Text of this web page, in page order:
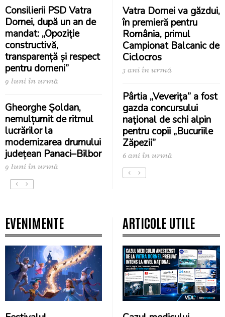
Consilierii PSD Vatra
Dornei, după un an de
mandat: „Opoziție
constructivă,
transparență și respect
pentru dorneni”
9 luni în urmă
Gheorghe Șoldan,
nemulțumit de ritmul
lucrărilor la
modernizarea drumului
județean Panaci–Bilbor
9 luni în urmă
Vatra Dornei va găzdui,
în premieră pentru
România, primul
Campionat Balcanic de
Ciclocros
3 ani în urmă
Pârtia „Veveriţa” a fost
gazda concursului
naţional de schi alpin
pentru copii „Bucuriile
Zăpezii”
6 ani în urmă
EVENIMENTE ARTICOLE UTILE